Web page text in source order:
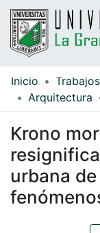
Comunidades
Guías
Inicio
Arquitectura
Krono
urbana